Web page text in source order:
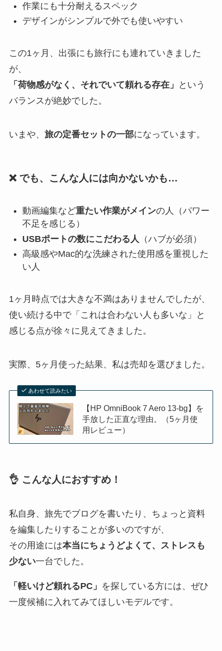
作業にも十分耐えるスペック
デザインがシンプルで外でも使いやすい
この1ヶ月、出張にも旅行にも連れていきました
が、
「荷物感がなく、それでいて頼れる存在」
という
バランスが絶妙でした。
いまや、 旅の定番セットの一部になっています。
❌ でも、こんな人には向かないかも…
動画編集など重たい作業がメインの人（パワー
不足を感じる）
USBポートの数にこだわる人
（ハブが必須）
高級感やMac的な洗練された使用感を重視した
い人
1ヶ月時点では大きな不満はありませんでしたが、
使い続ける中で「これは合わない人も多いな」と
感じる点が徐々に見えてきました。
実際、5ヶ月使った結果、私は売却を選びました。
あわせて読みたい
【HP OmniBook 7 Aero 13-bg】を
手放した正直な理由。（5ヶ月使
用レビュー）
👌 こんな人におすすめ！
私自身、旅先でブログを書いたり、ちょっと資料
を編集したりすることが多いのですが、
その用途には本当にちょうどよくて、ストレスも
少ない一台でした。
「軽いけど頼れるPC」 を探している方には、ぜひ
一度候補に入れてみてほしいモデルです。